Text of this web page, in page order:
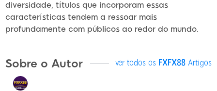
diversidade, títulos que incorporam essas
características tendem a ressoar mais
profundamente com públicos ao redor do mundo.
Sobre o Autor ver todos os FXFX88 Artigos